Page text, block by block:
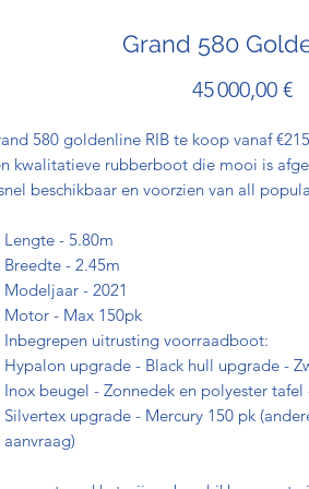
Grand 580
45 000,00 €
580 goldenline RIB te koop vanaf
kwalitatieve rubberboot die mooi is
beschikbaar en voorzien van all
Lengte - 5.80m
Breedte - 2.45m
Modeljaar - 2021
Motor - Max 150pk
Inbegrepen uitrusting voorraadboot:
Hypalon upgrade - Black hull upgrade -
Inox beugel - Zonnedek en polyester
Silvertex upgrade - Mercury 150 pk
aanvraag)